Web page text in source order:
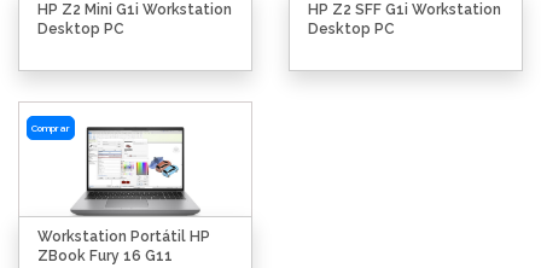
HP Z2 Mini G1i Workstation
Desktop PC
HP Z2 SFF G1i Workstation
Desktop PC
Comprar
Workstation Portátil HP
ZBook Fury 16 G11